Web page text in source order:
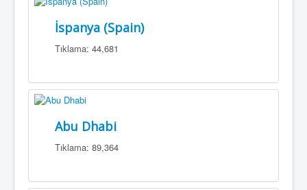
İspanya (Spain)
Tıklama: 44,681
Abu Dhabi
Tıklama: 89,364